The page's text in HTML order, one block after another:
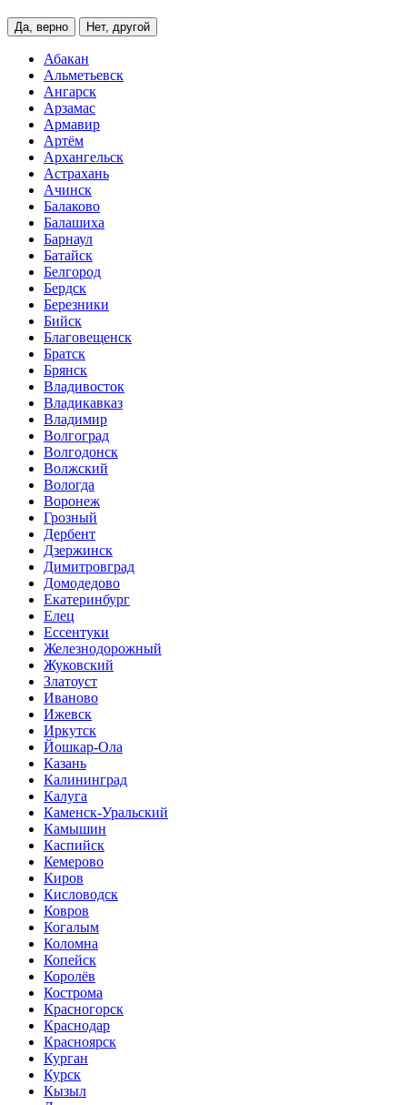
Да, верно Нет, другой
Абакан
Альметьевск
Ангарск
Арзамас
Армавир
Артём
Архангельск
Астрахань
Ачинск
Балаково
Балашиха
Барнаул
Батайск
Белгород
Бердск
Березники
Бийск
Благовещенск
Братск
Брянск
Владивосток
Владикавказ
Владимир
Волгоград
Волгодонск
Волжский
Вологда
Воронеж
Грозный
Дербент
Дзержинск
Димитровград
Домодедово
Екатеринбург
Елец
Ессентуки
Железнодорожный
Жуковский
Златоуст
Иваново
Ижевск
Иркутск
Йошкар-Ола
Казань
Калининград
Калуга
Каменск-Уральский
Камышин
Каспийск
Кемерово
Киров
Кисловодск
Ковров
Когалым
Коломна
Копейск
Королёв
Кострома
Красногорск
Краснодар
Красноярск
Курган
Курск
Кызыл